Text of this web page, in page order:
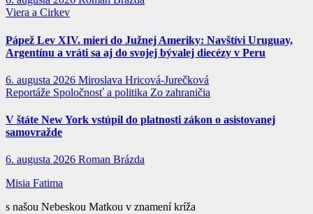
Viera a Cirkev
Pápež Lev XIV. mieri do Južnej Ameriky: Navštívi Uruguay,
Argentínu a vráti sa aj do svojej bývalej diecézy v Peru
6. augusta 2026 Miroslava Hricová-Jurečková
Reportáže Spoločnosť a politika Zo zahraničia
V štáte New York vstúpil do platnosti zákon o asistovanej
samovražde
6. augusta 2026 Roman Brázda
Misia Fatima
s našou Nebeskou Matkou v znamení kríža